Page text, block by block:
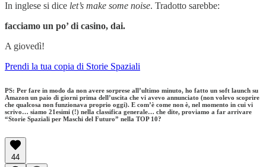
In inglese si dice let’s make some noise. Tradotto sarebbe:
facciamo un po’ di casino, dai.
A giovedì!
Prendi la tua copia di Storie Spaziali
PS: Per fare in modo da non avere sorprese all’ultimo minuto, ho fatto un soft launch su
Amazon un paio di giorni prima dell’uscita che vi avevo annunciato (non volevo scoprire
che qualcosa non funzionava proprio oggi). E com’è come non è, nel momento in cui vi
scrivo… siamo 21esimi (!) nella classifica generale… che dite, proviamo a far arrivare
“Storie Spaziali per Maschi del Futuro” nella TOP 10?
44